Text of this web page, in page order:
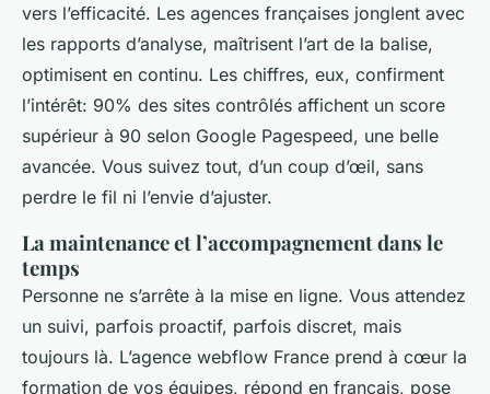
vers l’efficacité. Les agences françaises jonglent avec
les rapports d’analyse, maîtrisent l’art de la balise,
optimisent en continu. Les chiffres, eux, confirment
l’intérêt: 90% des sites contrôlés affichent un score
supérieur à 90 selon Google Pagespeed, une belle
avancée. Vous suivez tout, d’un coup d’œil, sans
perdre le fil ni l’envie d’ajuster.
La maintenance et l’accompagnement dans le
temps
Personne ne s’arrête à la mise en ligne. Vous attendez
un suivi, parfois proactif, parfois discret, mais
toujours là. L’agence webflow France prend à cœur la
formation de vos équipes, répond en français, pose